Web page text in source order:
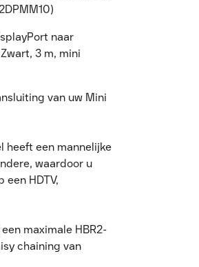
naar
3 m, mini
van uw Mini
heeft een mannelijke
waardoor u
HDTV,
maximale HBR2-
chaining van